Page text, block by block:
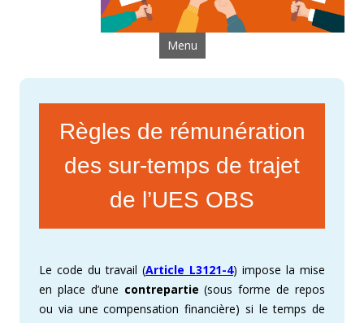
Menu Aller au contenu
Règles de rémunération
des sur-temps de trajet
de l’UES OBS
Le code du travail (Article L3121-4) impose la mise
en place d’une contrepartie(sous forme de repos
ou via une compensation financière) si le temps de